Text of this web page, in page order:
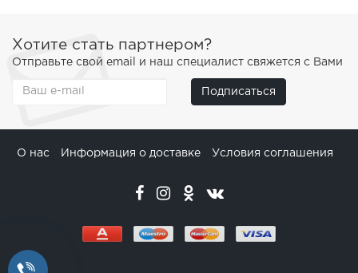
Хотите стать партнером?
Отправьте свой email и наш специалист свяжется с Вами
Подписаться
О нас Информация о доставке Условия соглашения